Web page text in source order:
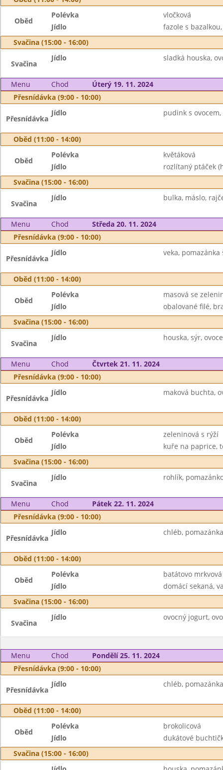
Oběd
Polévka
vločková
Jídlo
fazole s
Svačina (15:00 - 16:00)
Svačina
Jídlo sladká houska,
Menu Chod
Úterý 19. 11. 2024
Přesnídávka (9:00 - 10:00)
Přesnídávka
Jídlo pudink s
Oběd (11:00 - 14:00)
Oběd
Polévka
květáková
Jídlo
rozlítaný ptáček
Svačina (15:00 - 16:00)
Svačina
Jídlo bulka, máslo,
Menu Chod
Středa 20. 11. 2024
Přesnídávka (9:00 - 10:00)
Přesnídávka
Jídlo veka,
Oběd (11:00 - 14:00)
Oběd
Polévka
masová se
Jídlo
obalované filé,
Svačina (15:00 - 16:00)
Svačina
Jídlo houska, sýr,
Menu Chod
Čtvrtek 21. 11. 2024
Přesnídávka (9:00 - 10:00)
Přesnídávka
Jídlo maková buchta,
Oběd (11:00 - 14:00)
Oběd
Polévka
zeleninová s rýží
Jídlo
kuře na paprice,
Svačina (15:00 - 16:00)
Svačina
Jídlo rohlík,
Menu Chod
Pátek 22. 11. 2024
Přesnídávka (9:00 - 10:00)
Přesnídávka
Jídlo chléb,
Oběd (11:00 - 14:00)
Oběd
Polévka
batátovo mrkvová
Jídlo
domácí sekaná,
Svačina (15:00 - 16:00)
Svačina
Jídlo ovocný jogurt,
Menu Chod
Pondělí 25. 11. 2024
Přesnídávka (9:00 - 10:00)
Přesnídávka
Jídlo chléb,
Oběd (11:00 - 14:00)
Oběd
Polévka
brokolicová
Jídlo
dukátové
Svačina (15:00 - 16:00)